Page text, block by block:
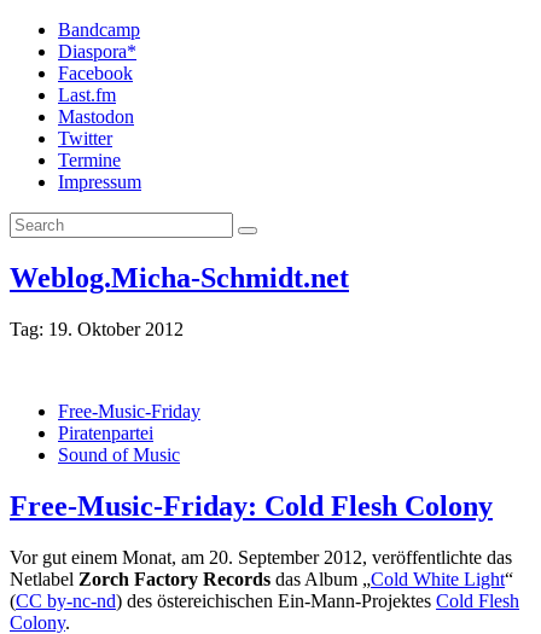
Bandcamp
Diaspora*
Facebook
Last.fm
Mastodon
Twitter
Termine
Impressum
Weblog.Micha-Schmidt.net
Tag: 19. Oktober 2012
Free-Music-Friday
Piratenpartei
Sound of Music
Free-Music-Friday: Cold Flesh Colony
Vor gut einem Monat, am 20. September 2012, veröffentlichte das
Netlabel Zorch Factory Records das Album „Cold White Light“
(CC by-nc-nd) des östereichischen Ein-Mann-Projektes Cold Flesh
Colony.